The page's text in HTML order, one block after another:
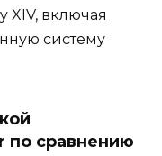
XIV, включая
систему
по сравнению